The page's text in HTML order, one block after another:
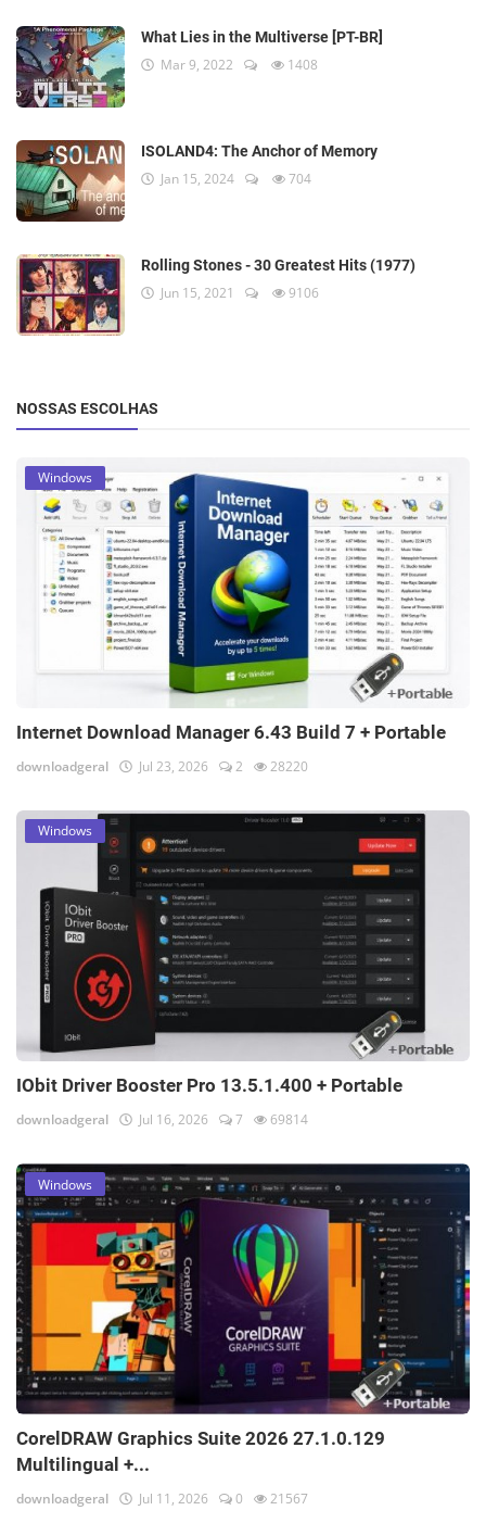
What Lies in the Multiverse [PT-BR]
Mar 9, 2022 1408
ISOLAND4: The Anchor of Memory
Jan 15, 2024 704
Rolling Stones - 30 Greatest Hits (1977)
Jun 15, 2021 9106
NOSSAS ESCOLHAS
Windows
Internet Download Manager 6.43 Build 7 + Portable
downloadgeral Jul 23, 2026 2 28220
Windows
IObit Driver Booster Pro 13.5.1.400 + Portable
downloadgeral Jul 16, 2026 7 69814
Windows
CorelDRAW Graphics Suite 2026 27.1.0.129
Multilingual +...
downloadgeral Jul 11, 2026 0 21567